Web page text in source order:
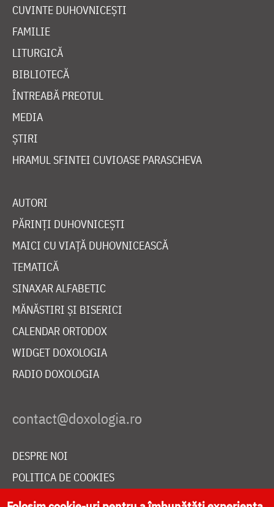
CUVINTE DUHOVNICEȘTI
FAMILIE
LITURGICĂ
BIBLIOTECĂ
ÎNTREABĂ PREOTUL
MEDIA
ȘTIRI
HRAMUL SFINTEI CUVIOASE PARASCHEVA
AUTORI
PĂRINȚI DUHOVNICEȘTI
MAICI CU VIAȚĂ DUHOVNICEASCĂ
TEMATICĂ
SINAXAR ALFABETIC
MĂNĂSTIRI ȘI BISERICI
CALENDAR ORTODOX
WIDGET DOXOLOGIA
RADIO DOXOLOGIA
DESPRE NOI
POLITICA DE COOKIES
DONEAZĂ ONLINE PENTRU CATEDRALA NAȚIONALĂ